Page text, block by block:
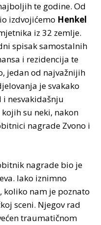
te godine. Od
izdvojićemo Henkel
iz 32 zemlje.
spisak samostalnih
i rezidencija te
jedan od najvažnijih
je svakako
i nesvakidašnju
su neki, nakon
nagrade Zvono i
nagrade bio je
Iako iznimno
nam je poznato
sceni. Njegov rad
traumatičnom